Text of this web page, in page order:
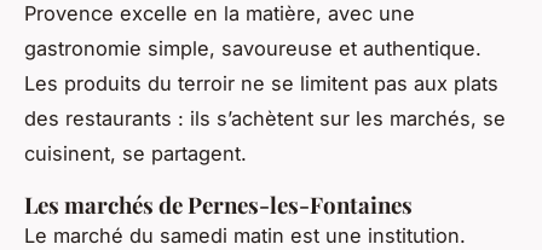
Provence excelle en la matière, avec une
gastronomie simple, savoureuse et authentique.
Les produits du terroir ne se limitent pas aux plats
des restaurants : ils s’achètent sur les marchés, se
cuisinent, se partagent.
Les marchés de Pernes-les-Fontaines
Le marché du samedi matin est une institution.